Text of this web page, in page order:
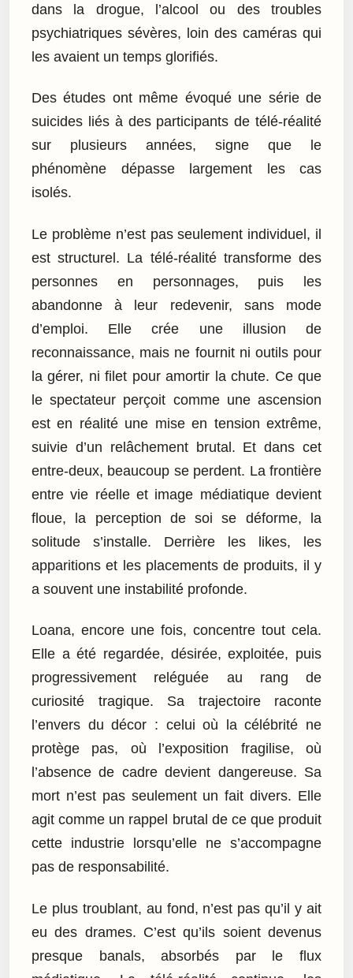
dans la drogue, l’alcool ou des troubles
psychiatriques sévères, loin des caméras qui
les avaient un temps glorifiés.
Des études ont même évoqué une série de
suicides liés à des participants de télé-réalité
sur plusieurs années, signe que le
phénomène dépasse largement les cas
isolés.
Le problème n’est pas seulement individuel, il
est structurel. La télé-réalité transforme des
personnes en personnages, puis les
abandonne à leur redevenir, sans mode
d’emploi. Elle crée une illusion de
reconnaissance, mais ne fournit ni outils pour
la gérer, ni filet pour amortir la chute. Ce que
le spectateur perçoit comme une ascension
est en réalité une mise en tension extrême,
suivie d’un relâchement brutal. Et dans cet
entre-deux, beaucoup se perdent. La frontière
entre vie réelle et image médiatique devient
floue, la perception de soi se déforme, la
solitude s’installe. Derrière les likes, les
apparitions et les placements de produits, il y
a souvent une instabilité profonde.
Loana, encore une fois, concentre tout cela.
Elle a été regardée, désirée, exploitée, puis
progressivement reléguée au rang de
curiosité tragique. Sa trajectoire raconte
l’envers du décor : celui où la célébrité ne
protège pas, où l’exposition fragilise, où
l’absence de cadre devient dangereuse. Sa
mort n’est pas seulement un fait divers. Elle
agit comme un rappel brutal de ce que produit
cette industrie lorsqu’elle ne s’accompagne
pas de responsabilité.
Le plus troublant, au fond, n’est pas qu’il y ait
eu des drames. C’est qu’ils soient devenus
presque banals, absorbés par le flux